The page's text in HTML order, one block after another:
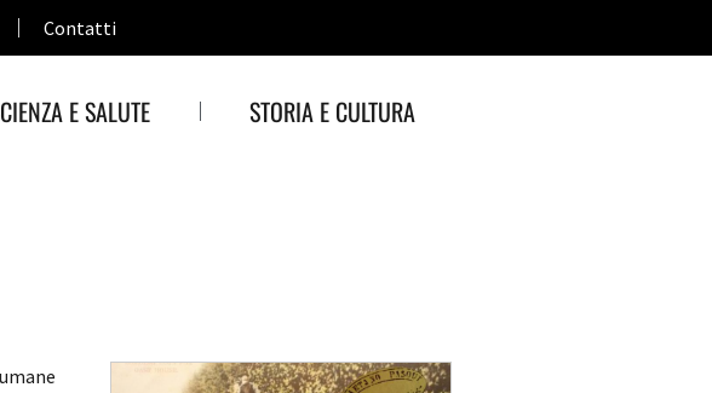
Contatti
E SALUTE STORIA E CULTURA